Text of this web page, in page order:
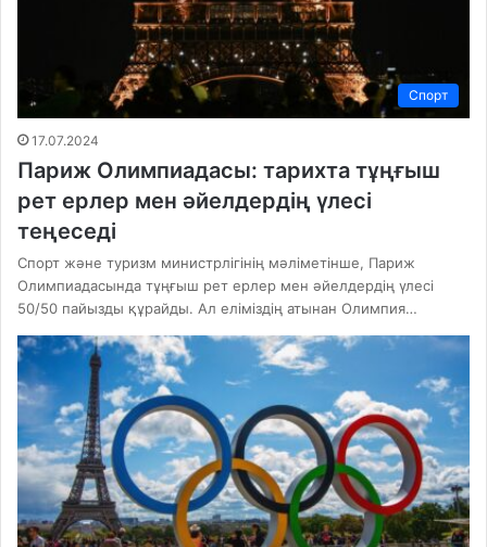
Спорт
17.07.2024
Париж Олимпиадасы: тарихта тұңғыш
рет ерлер мен әйелдердің үлесі
теңеседі
Спорт және туризм министрлігінің мәліметінше, Париж
Олимпиадасында тұңғыш рет ерлер мен әйелдердің үлесі
50/50 пайызды құрайды. Ал еліміздің атынан Олимпия…